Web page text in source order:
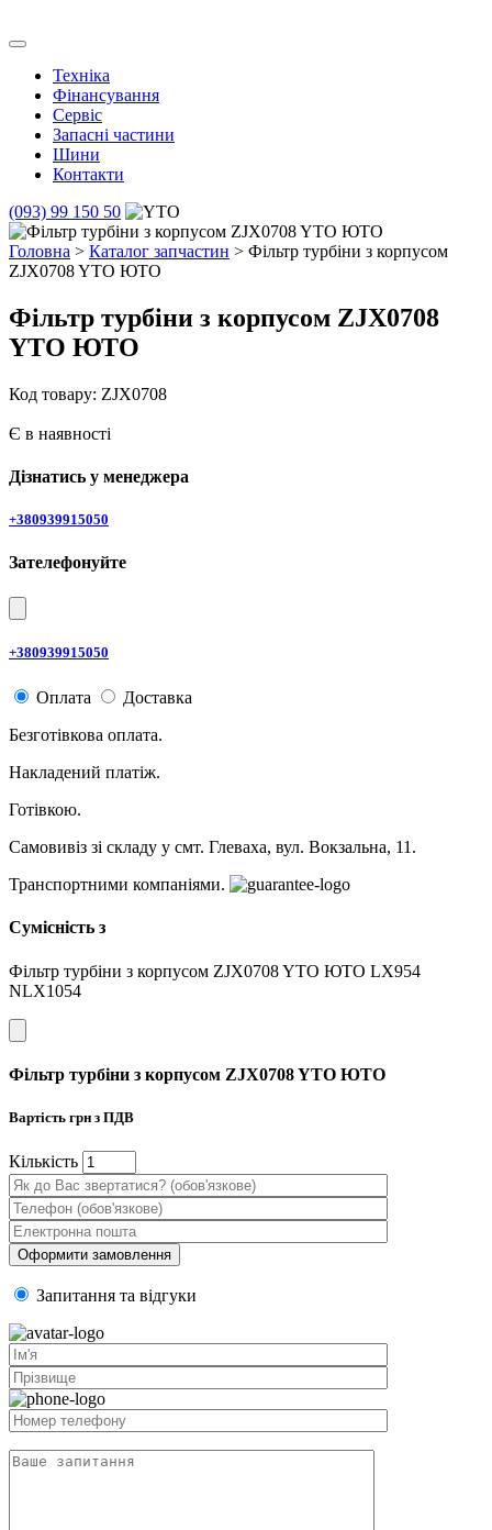
to
Техніка
Фінансування
Сервіс
Запасні частини
Шини
Контакти
(093) 99 150 50
Головна > Каталог запчастин > Фільтр турбіни з корпусом
ZJX0708 YTO ЮТО
Фільтр турбіни з корпусом ZJX0708
YTO ЮТО
Код товару: ZJX0708
Є в наявності
Дізнатись у менеджера
+380939915050
Зателефонуйте
+380939915050
Оплата
Доставка
Безготівкова оплата.
Накладений платіж.
Готівкою.
Самовивіз зі складу у смт. Глеваха, вул. Вокзальна, 11.
Транспортними компаніями.
Сумісність з
Фільтр турбіни з корпусом ZJX0708 YTO ЮТО LX954
NLX1054
Фільтр турбіни з корпусом ZJX0708 YTO ЮТО
Вартість грн з ПДВ
Кiлькiсть
Запитання та вiдгуки